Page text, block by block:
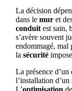
La décision
dans le mur et
conduit est sain,
s’avère souvent
endommagé, mal
la sécurité
La présence d’un
l’installation
L’optimisation